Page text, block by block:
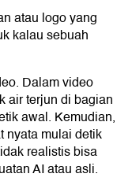
atau logo yang
kalau sebuah
Dalam video
air terjun di bagian
awal. Kemudian,
nyata mulai detik
realistis bisa
AI atau asli.